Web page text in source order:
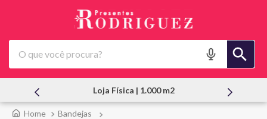
O que você procura?
Atendimento Pessoal
Bandejas